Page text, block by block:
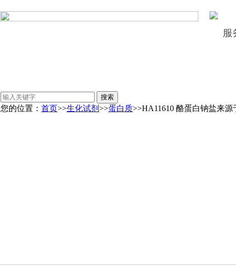
服
您的位置： 首页>>生化试剂 >>蛋白质>>HA11610 酪蛋白钠盐来源